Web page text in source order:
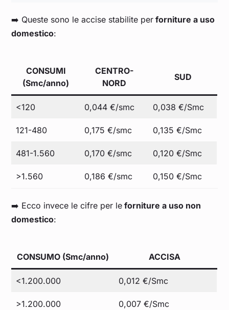
➡️ Queste sono le accise stabilite per forniture a uso
domestico:
CONSUMI
(Smc/anno)
CENTRO-
NORD
SUD
<120 0,044 €/smc 0,038 €/Smc
121-480 0,175 €/smc 0,135 €/Smc
481-1.560 0,170 €/smc 0,120 €/Smc
>1.560 0,186 €/smc 0,150 €/Smc
➡️ Ecco invece le cifre per le forniture a uso non
domestico:
CONSUMO (Smc/anno) ACCISA
<1.200.000 0,012 €/Smc
>1.200.000 0,007 €/Smc